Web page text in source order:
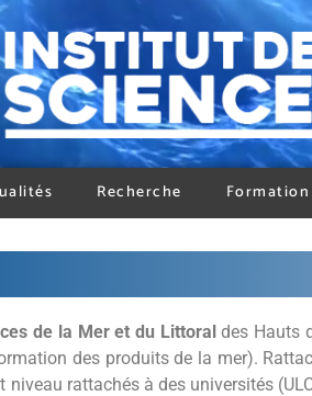
Recherche Formation
de la Mer et du Littoraldes Hauts
des produits de la mer).
rattachés à des universités